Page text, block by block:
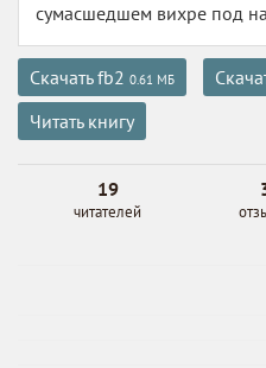
сумасшедшем вихре под
Скачать fb2 0.61 МБ
Читать книгу
19
читателей